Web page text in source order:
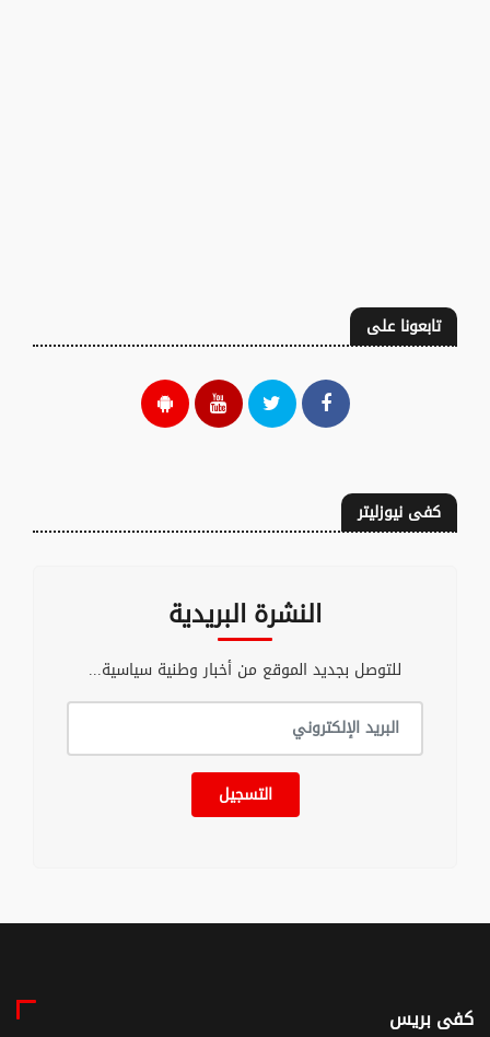
تابعونا على
كفى نيوزليتر
النشرة البريدية
للتوصل بجديد الموقع من أخبار وطنية سياسية...
التسجيل
كفى بريس